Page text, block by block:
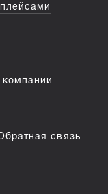
связь